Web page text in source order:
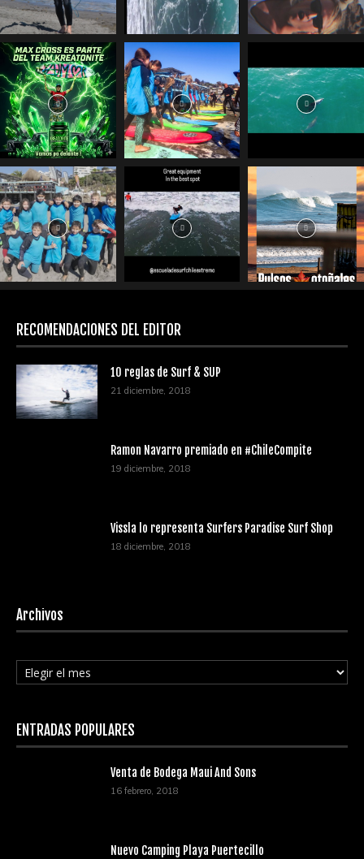
RECOMENDACIONES DEL EDITOR
10 reglas de Surf & SUP
21 diciembre, 2018
Ramon Navarro premiado en #ChileCompite
19 diciembre, 2018
Vissla lo representa Surfers Paradise Surf Shop
18 diciembre, 2018
Archivos
Archivos
ENTRADAS POPULARES
Venta de Bodega Maui And Sons
16 febrero, 2018
Nuevo Camping Playa Puertecillo